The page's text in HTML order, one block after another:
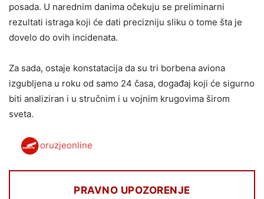
posada. U narednim danima očekuju se preliminarni
rezultati istraga koji će dati precizniju sliku o tome šta je
dovelo do ovih incidenata.
Za sada, ostaje konstatacija da su tri borbena aviona
izgubljena u roku od samo 24 časa, događaj koji će sigurno
biti analiziran i u stručnim i u vojnim krugovima širom
sveta.
oruzjeonline
PRAVNO UPOZORENJE